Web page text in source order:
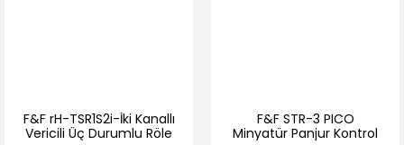
F&F rH-TSR1S2i-İki Kanallı
Vericili Üç Durumlu Röle
F&F STR-3 PICO
Minyatür Panjur Kontrol